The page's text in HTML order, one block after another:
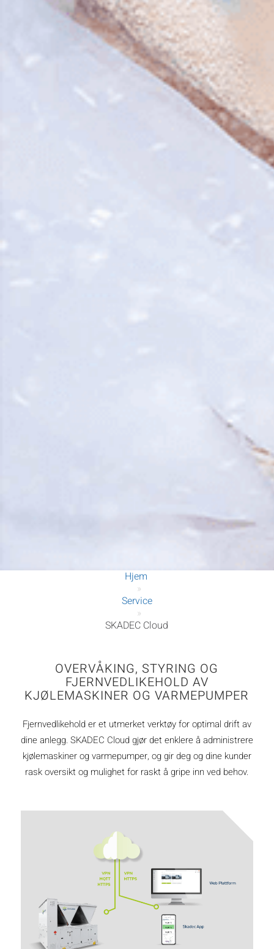
Hjem
»
Service
»
SKADEC Cloud
OVERVÅKING, STYRING OG
FJERNVEDLIKEHOLD AV
KJØLEMASKINER OG VARMEPUMPER
Fjernvedlikehold er et utmerket verktøy for optimal drift av
dine anlegg. SKADEC Cloud gjør det enklere å administrere
kjølemaskiner og varmepumper, og gir deg og dine kunder
rask oversikt og mulighet for raskt å gripe inn ved behov.